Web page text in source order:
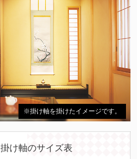
※掛け軸を掛けたイメージです。
掛け軸のサイズ表